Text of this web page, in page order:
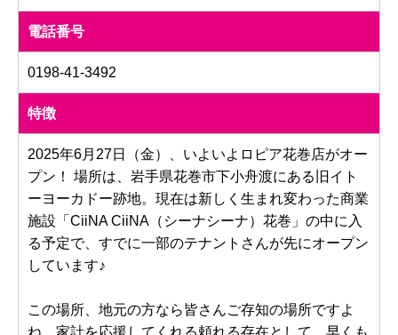
電話番号
0198-41-3492
特徴
2025年6月27日（金）、いよいよロピア花巻店がオー
プン！ 場所は、岩手県花巻市下小舟渡にある旧イト
ーヨーカドー跡地。現在は新しく生まれ変わった商業
施設「CiiNA CiiNA（シーナシーナ）花巻」の中に入
る予定で、すでに一部のテナントさんが先にオープン
しています♪
この場所、地元の方なら皆さんご存知の場所ですよ